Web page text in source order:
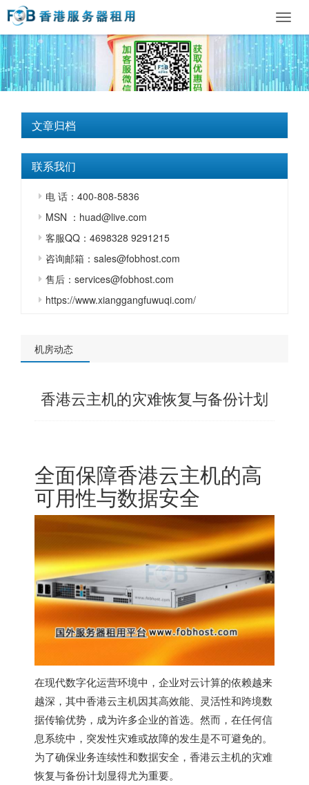
文章归档
联系我们
电 话：400-808-5836
MSN ：huad@live.com
客服QQ：4698328 9291215
咨询邮箱：sales@fobhost.com
售后：services@fobhost.com
https://www.xianggangfuwuqi.com/
机房动态
香港云主机的灾难恢复与备份计划
全面保障香港云主机的高
可用性与数据安全
在现代数字化运营环境中，企业对云计算的依赖越来
越深，其中香港云主机因其高效能、灵活性和跨境数
据传输优势，成为许多企业的首选。然而，在任何信
息系统中，突发性灾难或故障的发生是不可避免的。
为了确保业务连续性和数据安全，香港云主机的灾难
恢复与备份计划显得尤为重要。